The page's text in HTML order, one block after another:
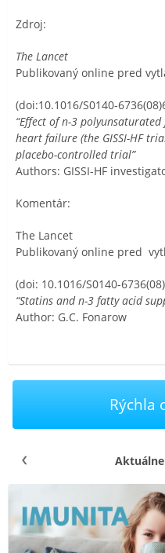
Zdroj:
The Lancet
Publikovaný online pred
(doi:10.1016/S0140-
“Effect of n-3
heart failure (the GISSI-HF
placebo-controlled trial”
Authors: GISSI-HF
Komentár:
The Lancet
Publikovaný online pred
(doi: 10.1016/S0140-
“Statins and n-3 fatty acid
Author: G.C. Fonarow
Rýchla